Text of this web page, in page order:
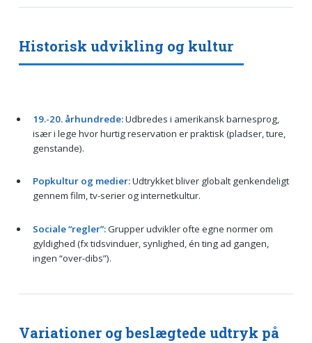
Historisk udvikling og kultur
19.-20. århundrede:Udbredes i amerikansk barnesprog,
især i lege hvor hurtig reservation er praktisk (pladser, ture,
genstande).
Popkultur og medier:Udtrykket bliver globalt genkendeligt
gennem film, tv-serier og internetkultur.
Sociale “regler”:Grupper udvikler ofte egne normer om
gyldighed (fx tidsvinduer, synlighed, én ting ad gangen,
ingen “over-dibs”).
Variationer og beslægtede udtryk på